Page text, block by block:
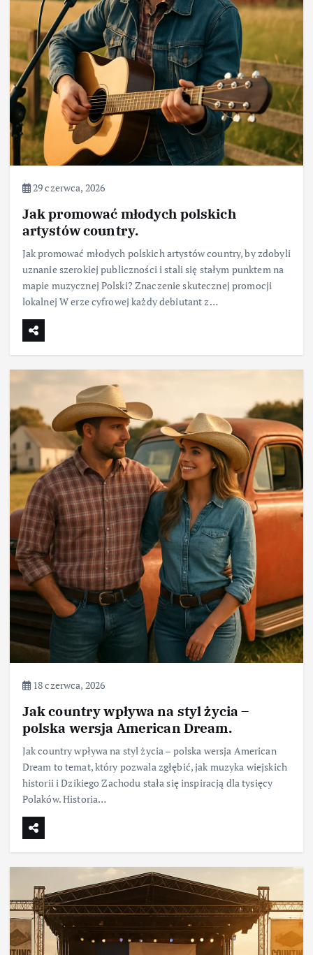
29 czerwca, 2026
Jak promować młodych polskich
artystów country.
Jak promować młodych polskich artystów country, by zdobyli
uznanie szerokiej publiczności i stali się stałym punktem na
mapie muzycznej Polski? Znaczenie skutecznej promocji
lokalnej W erze cyfrowej każdy debiutant z…
18 czerwca, 2026
Jak country wpływa na styl życia –
polska wersja American Dream.
Jak country wpływa na styl życia – polska wersja American
Dream to temat, który pozwala zgłębić, jak muzyka wiejskich
historii i Dzikiego Zachodu stała się inspiracją dla tysięcy
Polaków. Historia…